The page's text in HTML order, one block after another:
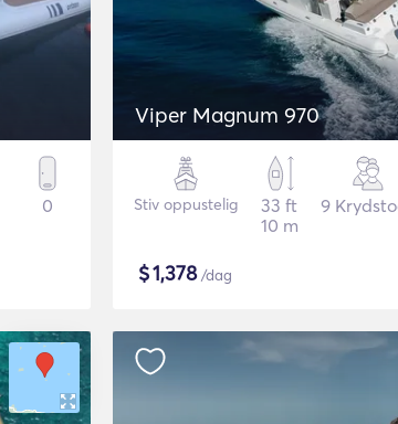
0
Viper Magnum 970
Stiv oppustelig
33 ft
10 m
9
$1,378/dag